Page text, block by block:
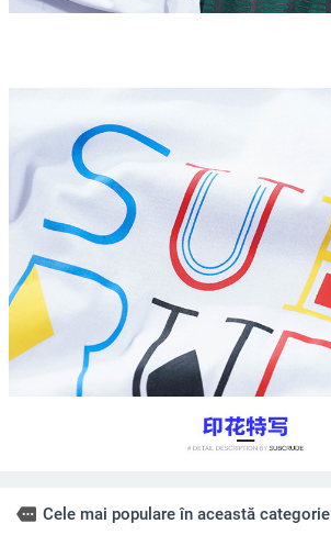
more Cele mai populare în această categorie